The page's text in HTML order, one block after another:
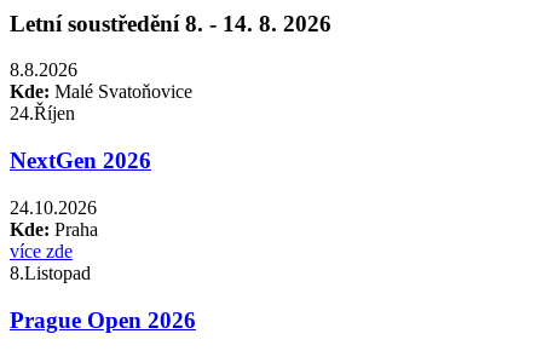
Letní soustředění 8. - 14. 8. 2026
8.8.2026
Kde: Malé Svatoňovice
24.Říjen
NextGen 2026
24.10.2026
Kde: Praha
více zde
8.Listopad
Prague Open 2026